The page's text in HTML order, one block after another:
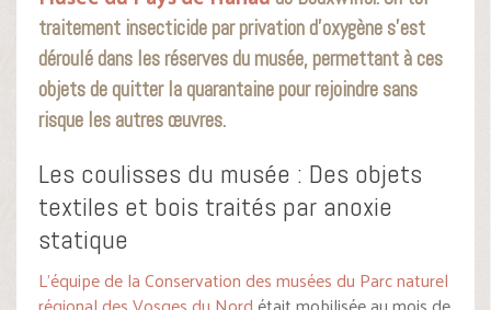
traitement insecticide par privation d’oxygène s’est
déroulé dans les réserves du musée, permettant à ces
objets de quitter la quarantaine pour rejoindre sans
risque les autres œuvres.
Les coulisses du musée : Des objets
textiles et bois traités par anoxie
statique
L’équipe de la Conservation des musées du Parc naturel